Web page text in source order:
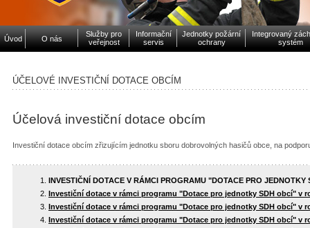
Úvod O nás
Služby pro
veřejnost
Informační
servis
Jednotky požární
ochrany
Integrovaný
systém
ÚČELOVÉ INVESTIČNÍ DOTACE OBCÍM
Účelová investiční dotace obcím
Investiční dotace obcím zřizujícím jednotku sboru dobrovolných hasičů obce, na
INVESTIČNÍ DOTACE V RÁMCI PROGRAMU "DOTACE PRO JEDNOTKY
Investiční dotace v rámci programu "Dotace pro jednotky SDH obcí" v
Investiční dotace v rámci programu "Dotace pro jednotky SDH obcí" v
Investiční dotace v rámci programu "Dotace pro jednotky SDH obcí" v